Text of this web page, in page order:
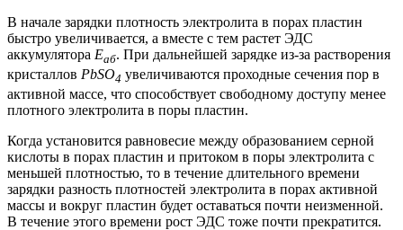
В начале зарядки плотность электролита в порах пластин
быстро увеличивается, а вместе с тем растет ЭДС
аккумулятора Еаб. При дальнейшей зарядке из-за растворения
кристаллов PbSO4 увеличиваются проходные сечения пор в
активной массе, что способствует свободному доступу менее
плотного электролита в поры пластин.
Когда установится равновесие между образованием серной
кислоты в порах пластин и притоком в поры электролита с
меньшей плотностью, то в течение длительного времени
зарядки разность плотностей электролита в порах активной
массы и вокруг пластин будет оставаться почти неизменной.
В течение этого времени рост ЭДС тоже почти прекратится.